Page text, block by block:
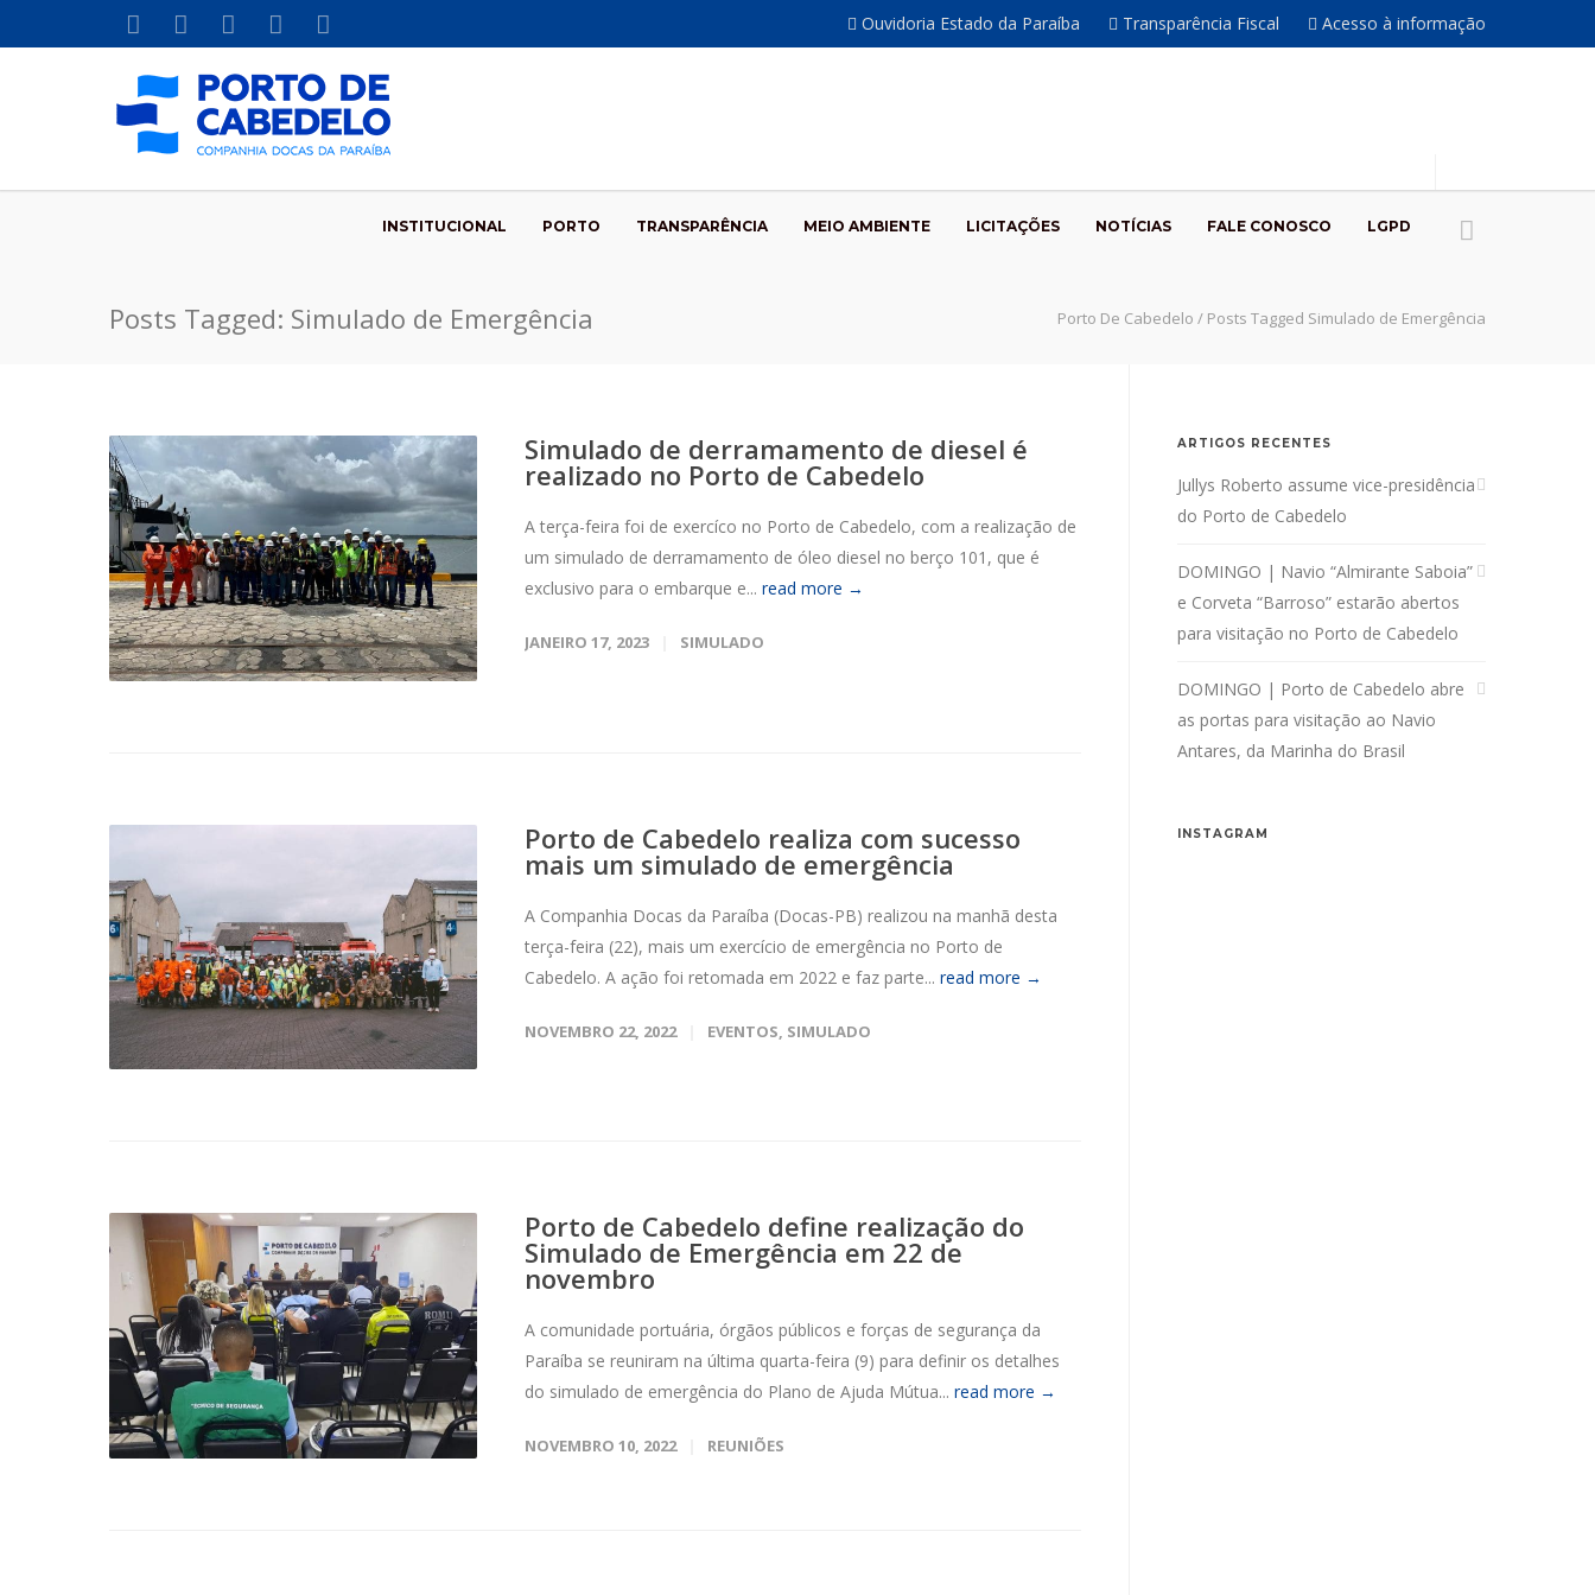
Ouvidoria Estado da Paraíba Transparência Fiscal Acesso à informação
INSTITUCIONAL PORTO TRANSPARÊNCIA MEIO AMBIENTE LICITAÇÕES NOTÍCIAS FALE CONOSCO LGPD
Posts Tagged: Simulado de Emergência Porto De Cabedelo / Posts Tagged Simulado de Emergência
Simulado de derramamento de diesel é
realizado no Porto de Cabedelo
A terça-feira foi de exercíco no Porto de Cabedelo, com a realização de
um simulado de derramamento de óleo diesel no berço 101, que é
exclusivo para o embarque e... read more →
JANEIRO 17, 2023 SIMULADO
Porto de Cabedelo realiza com sucesso
mais um simulado de emergência
A Companhia Docas da Paraíba (Docas-PB) realizou na manhã desta
terça-feira (22), mais um exercício de emergência no Porto de
Cabedelo. A ação foi retomada em 2022 e faz parte... read more →
NOVEMBRO 22, 2022 EVENTOS, SIMULADO
Porto de Cabedelo define realização do
Simulado de Emergência em 22 de
novembro
A comunidade portuária, órgãos públicos e forças de segurança da
Paraíba se reuniram na última quarta-feira (9) para definir os detalhes
do simulado de emergência do Plano de Ajuda Mútua... read more →
NOVEMBRO 10, 2022 REUNIÕES
ARTIGOS RECENTES
Jullys Roberto assume vice-presidência
do Porto de Cabedelo
DOMINGO | Navio “Almirante Saboia”
e Corveta “Barroso” estarão abertos
para visitação no Porto de Cabedelo
DOMINGO | Porto de Cabedelo abre
as portas para visitação ao Navio
Antares, da Marinha do Brasil
INSTAGRAM